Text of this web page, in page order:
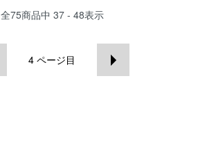
全75商品中 37 - 48表示
4 ページ目